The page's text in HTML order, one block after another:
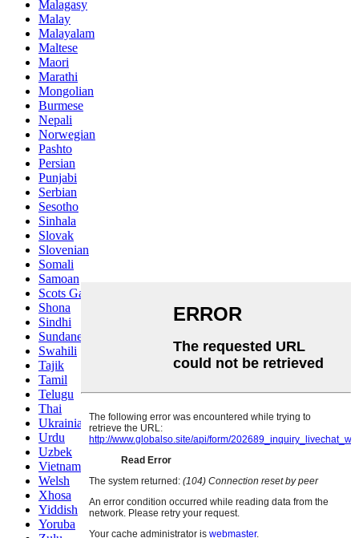
Malagasy
Malay
Malayalam
Maltese
Maori
Marathi
Mongolian
Burmese
Nepali
Norwegian
Pashto
Persian
Punjabi
Serbian
Sesotho
Sinhala
Slovak
Slovenian
Somali
Samoan
Scots Gaelic
Shona
Sindhi
Sundanese
Swahili
Tajik
Tamil
Telugu
Thai
Ukrainian
Urdu
Uzbek
Vietnamese
Welsh
Xhosa
Yiddish
Yoruba